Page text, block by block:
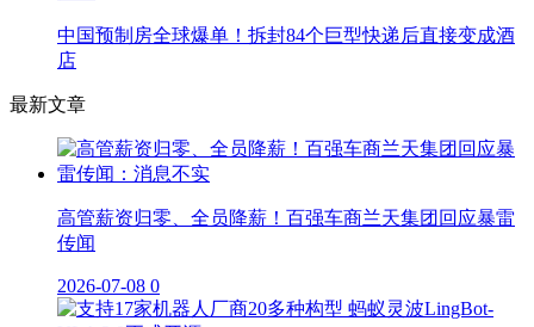
中国预制房全球爆单！拆封84个巨型快递后直接变成酒
店
最新文章
高管薪资归零、全员降薪！百强车商兰天集团回应暴雷
传闻
2026-07-08 0